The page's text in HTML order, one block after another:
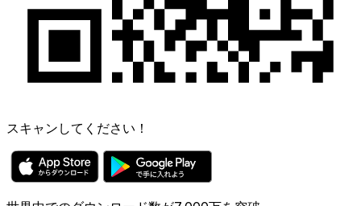
スキャンしてください！